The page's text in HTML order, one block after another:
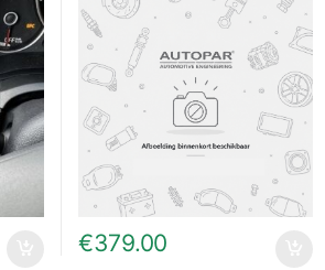
€379.00